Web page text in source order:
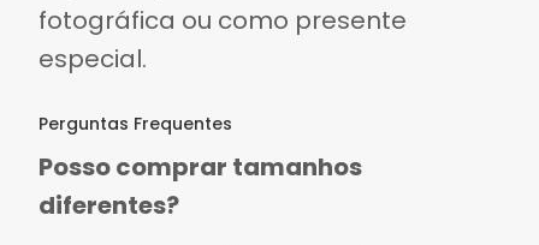
fotográfica ou como presente
especial.
Perguntas Frequentes
Posso comprar tamanhos
diferentes?